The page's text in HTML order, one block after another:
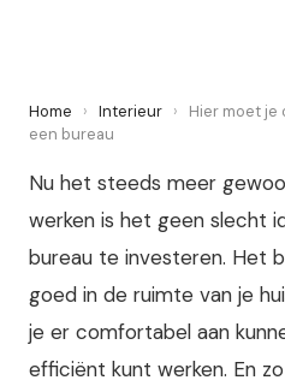
Home › Interieur ›
Hier moet je
een bureau
Nu het steeds meer
werken is het geen slecht
bureau te investeren. Het
goed in de ruimte van je
je er comfortabel aan
efficiënt kunt werken. En